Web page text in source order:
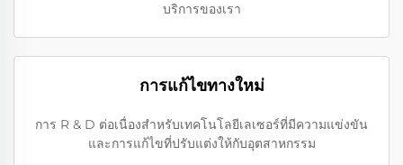
บริการของเรา
การแก้ไขทางใหม่
การ R & D ต่อเนื่องสําหรับเทคโนโลยีเลเซอร์ที่มีความแข่งขัน
และการแก้ไขที่ปรับแต่งให้กับอุตสาหกรรม